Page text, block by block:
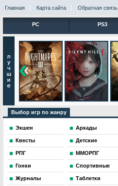
Главная Карта сайта Обратная связь
PC PS3
Выбор игр по жанру
Экшен Аркады
Квесты Детские
РПГ ММОРПГ
Гонки Спортивные
Журналы Таблетки